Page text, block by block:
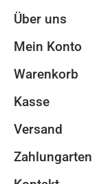
Über uns
Mein Konto
Warenkorb
Kasse
Versand
Zahlungarten